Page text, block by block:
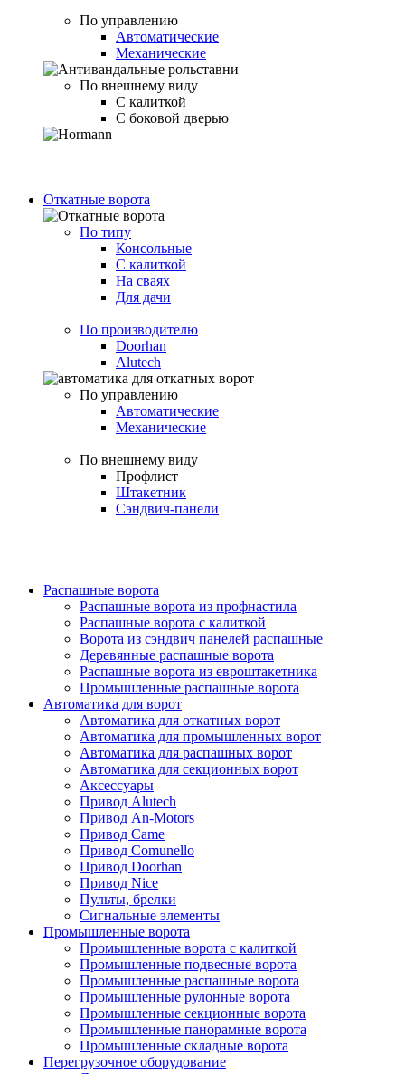
По управлению
Автоматические
Механические
По внешнему виду
С калиткой
С боковой дверью
Откатные ворота
По типу
Консольные
С калиткой
На сваях
Для дачи
По производителю
Doorhan
Alutech
По управлению
Автоматические
Механические
По внешнему виду
Профлист
Штакетник
Сэндвич-панели
Распашные ворота
Распашные ворота из профнастила
Распашные ворота с калиткой
Ворота из сэндвич панелей распашные
Деревянные распашные ворота
Распашные ворота из евроштакетника
Промышленные распашные ворота
Автоматика для ворот
Автоматика для откатных ворот
Автоматика для промышленных ворот
Автоматика для распашных ворот
Автоматика для секционных ворот
Аксессуары
Привод Alutech
Привод An-Motors
Привод Came
Привод Comunello
Привод Doorhan
Привод Nice
Пульты, брелки
Сигнальные элементы
Промышленные ворота
Промышленные ворота с калиткой
Промышленные подвесные ворота
Промышленные распашные ворота
Промышленные рулонные ворота
Промышленные секционные ворота
Промышленные панорамные ворота
Промышленные складные ворота
Перегрузочное оборудование